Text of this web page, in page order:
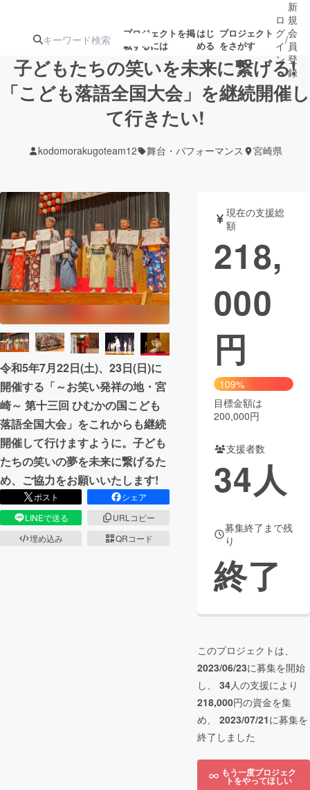
プロジェクトを掲
載するには
はじ
める
プロジェクト
をさがす
注目の新着プロ募集終了が近いプ
テクノロジー・ガジェット
映像・映画 書籍・雑誌
ビジネス・起業 チャレンジ
まちづくり・地域活性化
CAMPFIRE for Social Good
CAMPFIRE Creation
CAMPFIREふるさと納税
コミュニティ
ロ
グ
イ
ン
/
新
規
会
員
登
録
子どもたちの笑いを未来に繋げる!
「こども落語全国大会」を継続開催し
て行きたい!
kodomorakugoteam12 舞台・パフォーマンス 宮崎県
令和5年7月22日(土)、23日(日)に
開催する「～お笑い発祥の地・宮
崎～ 第十三回 ひむかの国こども
落語全国大会」をこれからも継続
開催して行けますように。子ども
たちの笑いの夢を未来に繋げるた
め、ご協力をお願いいたします!
ポスト
シェア
LINEで送る
URLコピー
埋め込み
QRコード
現在の支援総
額
218,
000
円
109%
目標金額は
200,000円
支援者数
34人
募集終了まで残
り
終了
このプロジェクトは、
2023/06/23に募集を開始
し、 34人の支援により
218,000円の資金を集
め、 2023/07/21に募集を
終了しました
もう一度プロジェク
トをやってほしい